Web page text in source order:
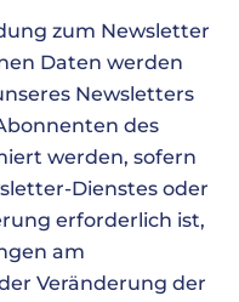
zum Newsletter
Daten werden
Newsletters
des
werden, sofern
Dienstes oder
erforderlich ist,
am
Veränderung der